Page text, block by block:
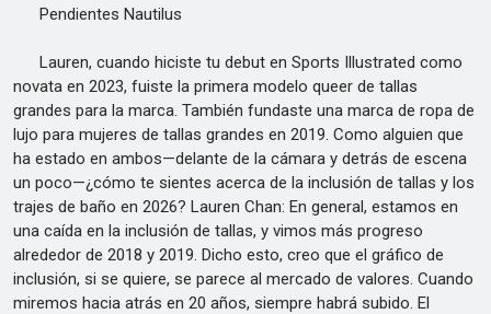
Pendientes Nautilus
Lauren, cuando hiciste tu debut en Sports Illustrated como
novata en 2023, fuiste la primera modelo queer de tallas
grandes para la marca. También fundaste una marca de ropa de
lujo para mujeres de tallas grandes en 2019. Como alguien que
ha estado en ambos—delante de la cámara y detrás de escena
un poco—¿cómo te sientes acerca de la inclusión de tallas y los
trajes de baño en 2026? Lauren Chan: En general, estamos en
una caída en la inclusión de tallas, y vimos más progreso
alrededor de 2018 y 2019. Dicho esto, creo que el gráfico de
inclusión, si se quiere, se parece al mercado de valores. Cuando
miremos hacia atrás en 20 años, siempre habrá subido. El